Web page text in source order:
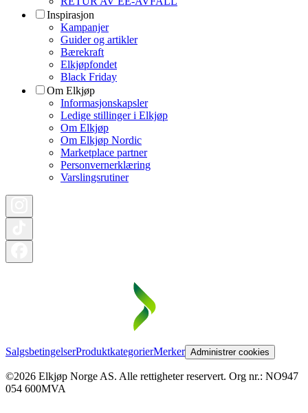
Inspirasjon
Kampanjer
Guider og artikler
Bærekraft
Elkjøpfondet
Black Friday
Om Elkjøp
Informasjonskapsler
Ledige stillinger i Elkjøp
Om Elkjøp
Om Elkjøp Nordic
Marketplace partner
Personvernerklæring
Varslingsrutiner
SalgsbetingelserProduktkategorierMerker Administrer cookies
©2026 Elkjøp Norge AS. Alle rettigheter reservert. Org nr.: NO947
054 600MVA